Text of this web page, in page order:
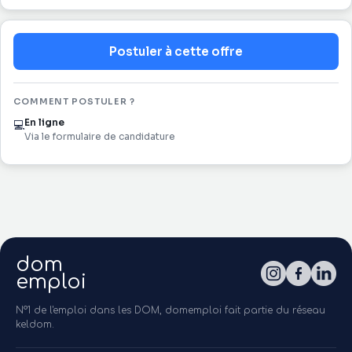
Postuler à cette offre
COMMENT POSTULER ?
💻En ligne
Via le formulaire de candidature
dom
emploi
N°1 de l'emploi dans les DOM, domemploi fait partie du réseau
keldom.